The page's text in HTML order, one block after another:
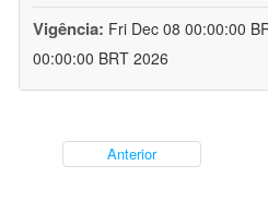
Vigência: Fri Dec 08 00:00:00
00:00:00 BRT 2026
Anterior